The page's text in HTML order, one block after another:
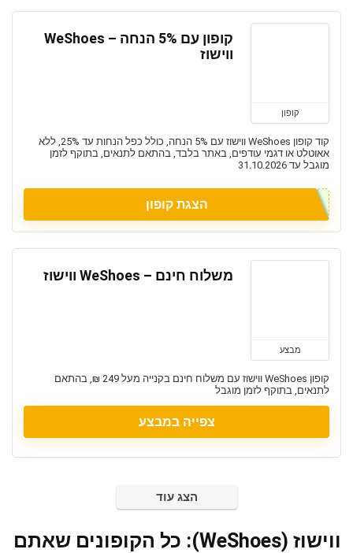
קופון
קופון עם 5% הנחה – WeShoes
ווישוז
קוד קופון WeShoes ווישוז עם 5% הנחה, כולל כפל הנחות עד 25%, ללא
אאוטלט או דגמי עודפים, באתר בלבד, בהתאם לתנאים, בתוקף לזמן
מוגבל עד 31.10.2026
הצגת קופון
מבצע
משלוח חינם – WeShoes ווישוז
קופון WeShoes ווישוז עם משלוח חינם בקנייה מעל 249 ₪, בהתאם
לתנאים, בתוקף לזמן מוגבל
צפייה במבצע
הצג עוד
ווישוז (WeShoes): כל הקופונים שאתם